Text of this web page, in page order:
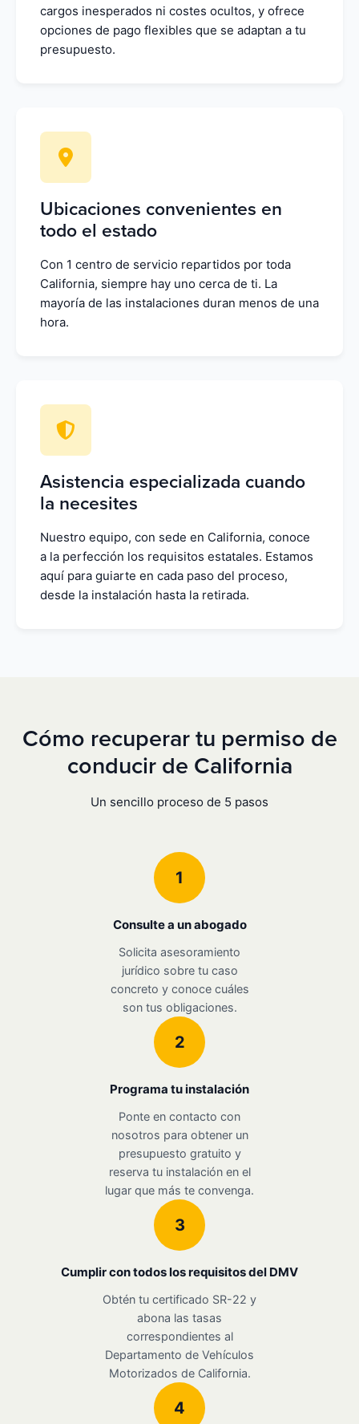
cargos inesperados ni costes ocultos, y ofrece
opciones de pago flexibles que se adaptan a tu
presupuesto.
Ubicaciones convenientes en
todo el estado
Con 1 centro de servicio repartidos por toda
California, siempre hay uno cerca de ti. La
mayoría de las instalaciones duran menos de una
hora.
Asistencia especializada cuando
la necesites
Nuestro equipo, con sede en California, conoce
a la perfección los requisitos estatales. Estamos
aquí para guiarte en cada paso del proceso,
desde la instalación hasta la retirada.
Cómo recuperar tu permiso de
conducir de California
Un sencillo proceso de 5 pasos
1
Consulte a un abogado
Solicita asesoramiento
jurídico sobre tu caso
concreto y conoce cuáles
son tus obligaciones.
2
Programa tu instalación
Ponte en contacto con
nosotros para obtener un
presupuesto gratuito y
reserva tu instalación en el
lugar que más te convenga.
3
Cumplir con todos los requisitos del DMV
Obtén tu certificado SR-22 y
abona las tasas
correspondientes al
Departamento de Vehículos
Motorizados de California.
4